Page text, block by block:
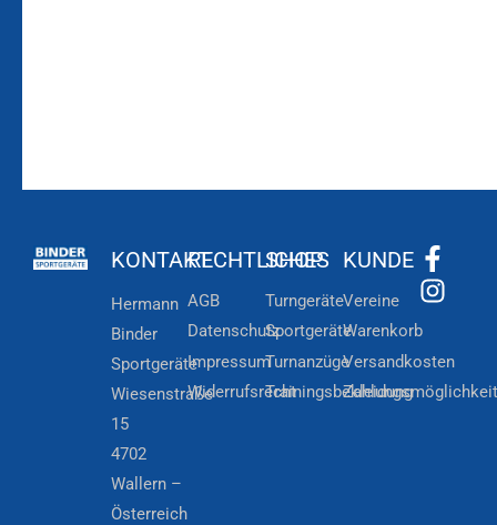
KONTAKT
Hermann
Binder
Sportgeräte
Wiesenstraße
15
4702
Wallern –
Österreich
RECHTLICHES
AGB
Datenschutz
Impressum
Widerrufsrecht
SHOP
Turngeräte
Sportgeräte
Turnanzüge
Trainingsbekleidung
KUNDE
Vereine
Warenkorb
Versandkosten